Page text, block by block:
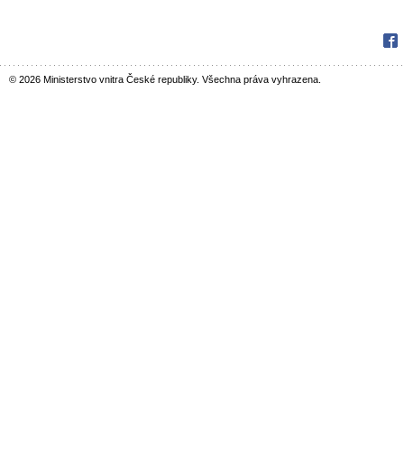
© 2026 Ministerstvo vnitra České republiky. Všechna práva vyhrazena.